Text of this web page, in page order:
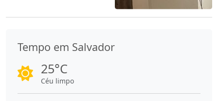
Tempo em Salvador
25°C
Céu limpo